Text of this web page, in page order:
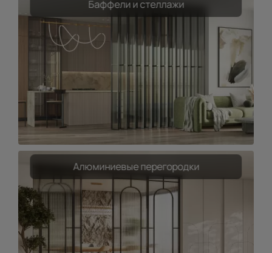
Баффели и стеллажи
Алюминиевые перегородки